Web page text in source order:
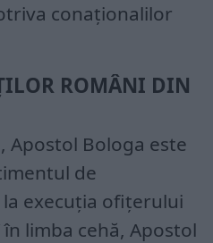
conaționalilor
ROMÂNI DIN
Apostol Bologa este
de
execuția ofițerului
limba cehă, Apostol